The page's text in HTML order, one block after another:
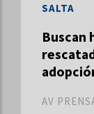
Buscan
AV
SALTA